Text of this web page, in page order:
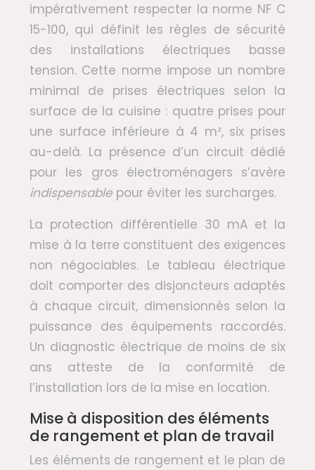
impérativement respecter la norme NF C
15-100, qui définit les règles de sécurité
des installations électriques basse
tension. Cette norme impose un nombre
minimal de prises électriques selon la
surface de la cuisine : quatre prises pour
une surface inférieure à 4 m², six prises
au-delà. La présence d’un circuit dédié
pour les gros électroménagers s’avère
indispensable pour éviter les surcharges.
La protection différentielle 30 mA et la
mise à la terre constituent des exigences
non négociables. Le tableau électrique
doit comporter des disjoncteurs adaptés
à chaque circuit, dimensionnés selon la
puissance des équipements raccordés.
Un diagnostic électrique de moins de six
ans atteste de la conformité de
l’installation lors de la mise en location.
Mise à disposition des éléments
de rangement et plan de travail
Les éléments de rangement et le plan de